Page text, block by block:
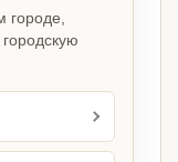
городе,